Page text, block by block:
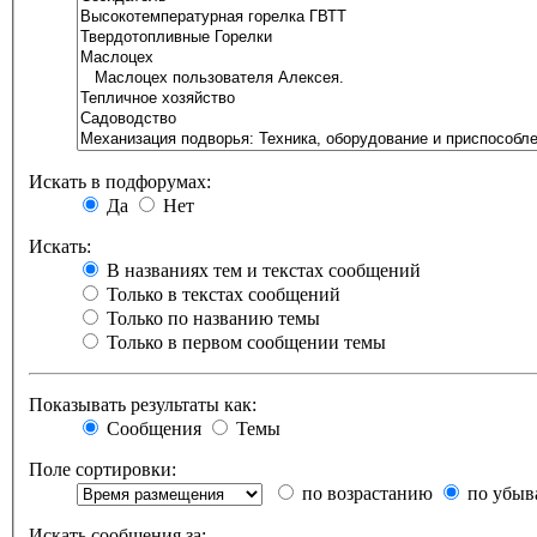
Искать в подфорумах:
Да
Нет
Искать:
В названиях тем и текстах сообщений
Только в текстах сообщений
Только по названию темы
Только в первом сообщении темы
Показывать результаты как:
Сообщения
Темы
Поле сортировки:
по возрастанию
по